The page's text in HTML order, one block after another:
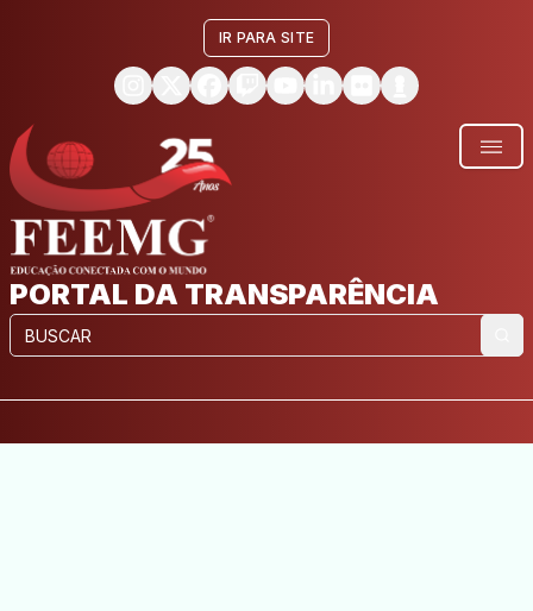
IR PARA SITE
PORTAL DA TRANSPARÊNCIA